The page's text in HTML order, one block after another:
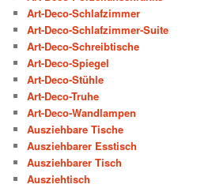
Art-Deco-Schlafzimmer
Art-Deco-Schlafzimmer-Suite
Art-Deco-Schreibtische
Art-Deco-Spiegel
Art-Deco-Stühle
Art-Deco-Truhe
Art-Deco-Wandlampen
Ausziehbare Tische
Ausziehbarer Esstisch
Ausziehbarer Tisch
Ausziehtisch